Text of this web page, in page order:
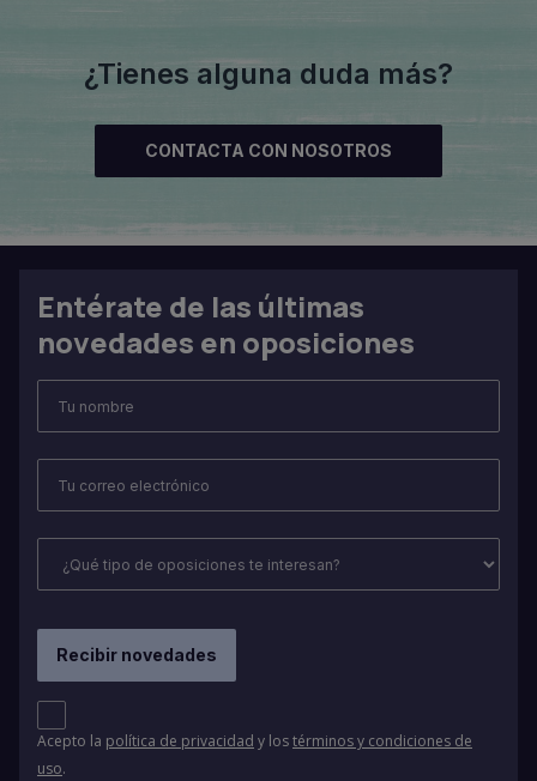
¿Tienes alguna duda más?
CONTACTA CON NOSOTROS
Entérate de las últimas
novedades en oposiciones
Acepto la política de privacidad y lostérminos y condiciones de
uso.